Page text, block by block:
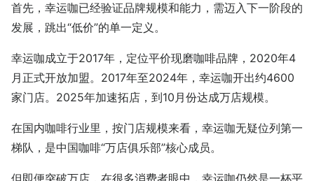
首先，幸运咖已经验证品牌规模和能力，需迈入下一阶段的
发展，跳出“低价”的单一定义。
幸运咖成立于2017年，定位平价现磨咖啡品牌，2020年4
月正式开放加盟。2017年至2024年，幸运咖开出约4600
家门店。2025年加速拓店，到10月份达成万店规模。
在国内咖啡行业里，按门店规模来看，幸运咖无疑位列第一
梯队，是中国咖啡“万店俱乐部”核心成员。
但即便突破万店，在很多消费者眼中，幸运咖仍然是一杯平